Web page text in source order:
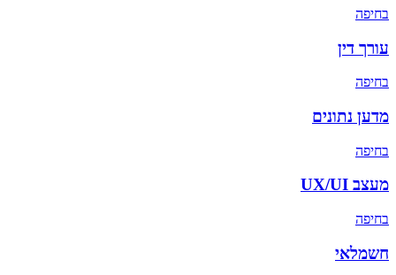
בחיפה
עורך דין
בחיפה
מדען נתונים
בחיפה
מעצב UX/UI
בחיפה
חשמלאי